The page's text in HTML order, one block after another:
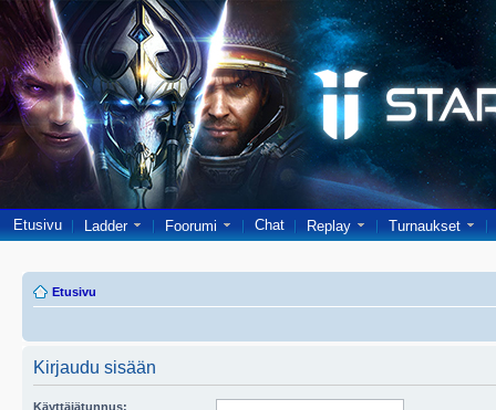
Etusivu Ladder Foorumi Chat Replay Turnaukset
Etusivu
Kirjaudu sisään
Käyttäjätunnus: